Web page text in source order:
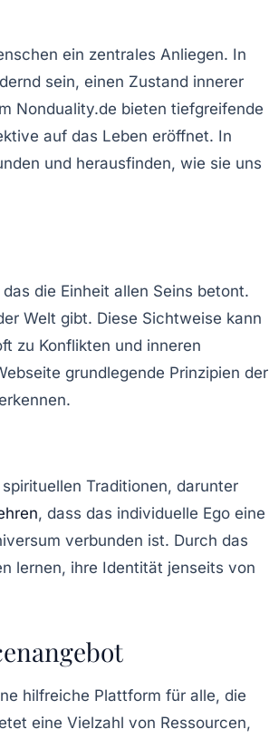
ein zentrales Anliegen. In
sein, einen Zustand innerer
Nonduality.de bieten tiefgreifende
auf das Leben eröffnet. In
und herausfinden, wie sie uns
die Einheit allen Seins betont.
Welt gibt. Diese Sichtweise kann
zu Konflikten und inneren
grundlegende Prinzipien der
Traditionen, darunter
, dass das individuelle Ego eine
verbunden ist. Durch das
lernen, ihre Identität jenseits von
hilfreiche Plattform für alle, die
eine Vielzahl von Ressourcen,